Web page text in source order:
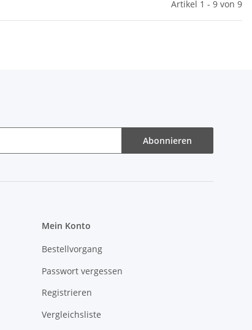
Artikel 1 - 9 von 9
Abonnieren
Mein Konto
Bestellvorgang
Passwort vergessen
Registrieren
Vergleichsliste